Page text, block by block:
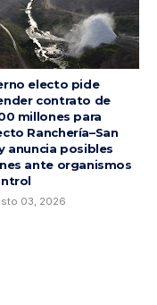
electo pide
contrato de
millones para
Ranchería–San
anuncia posibles
ante organismos
03, 2026